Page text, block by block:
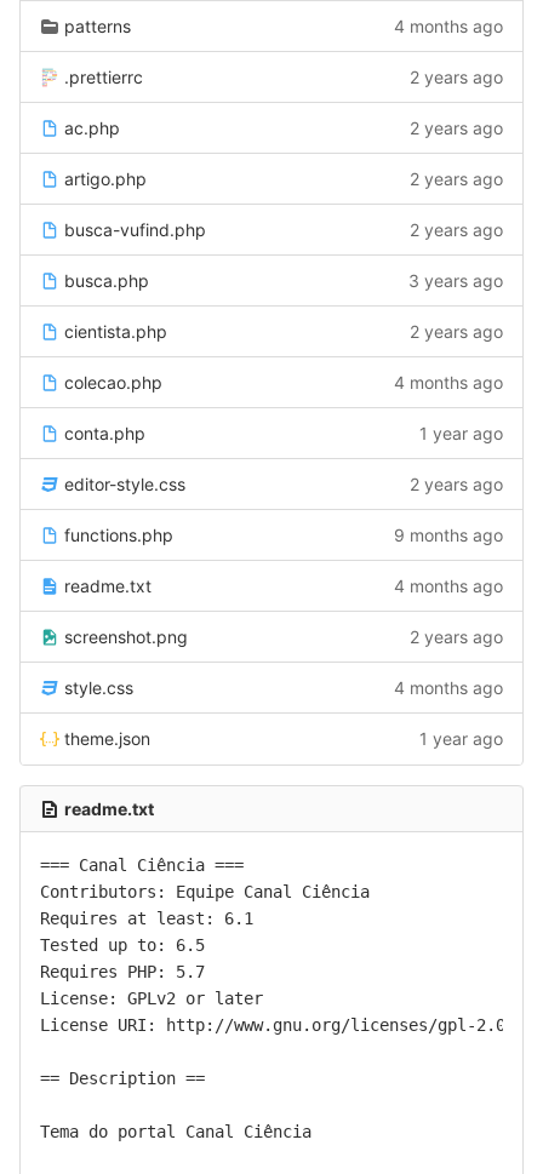
patterns 4 months ago
.prettierrc 2 years ago
ac.php 2 years ago
artigo.php 2 years ago
busca-vufind.php 2 years ago
busca.php 3 years ago
cientista.php 2 years ago
colecao.php 4 months ago
conta.php 1 year ago
editor-style.css 2 years ago
functions.php 9 months ago
readme.txt 4 months ago
screenshot.png 2 years ago
style.css 4 months ago
theme.json 1 year ago
readme.txt
=== Canal Ciência ===
Contributors: Equipe Canal Ciência
Requires at least: 6.1
Tested up to: 6.5
Requires PHP: 5.7
License: GPLv2 or later
License URI: http://www.gnu.org/licenses/gpl-
== Description ==
Tema do portal Canal Ciência